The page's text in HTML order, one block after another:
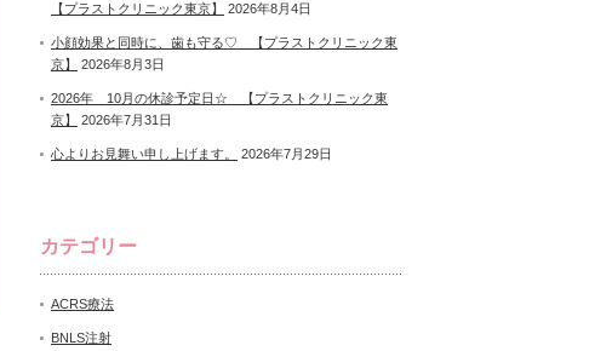
【プラストクリニック東京】
2026年8月4日
小顔効果と同時に、歯も守る♡ 【プラストクリニック東
京】
2026年8月3日
2026年 10月の休診予定日☆ 【プラストクリニック東
京】
2026年7月31日
心よりお見舞い申し上げます。 2026年7月29日
カテゴリー
ACRS療法
BNLS注射